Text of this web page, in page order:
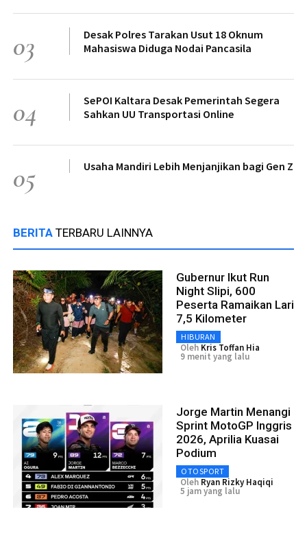
03
Desak Polres Tarakan Usut 18 Oknum
Mahasiswa Diduga Nodai Pancasila
04
SePOI Kaltara Desak Pemerintah Segera
Sahkan UU Transportasi Online
05 Usaha Mandiri Lebih Menjanjikan bagi Gen Z
BERITA TERBARU LAINNYA
Gubernur Ikut Run
Night Slipi, 600
Peserta Ramaikan Lari
7,5 Kilometer
HIBURAN
Oleh Kris Toffan Hia
9 menit yang lalu
Jorge Martin Menangi
Sprint MotoGP Inggris
2026, Aprilia Kuasai
Podium
OTOSPORT
Oleh Ryan Rizky Haqiqi
5 jam yang lalu